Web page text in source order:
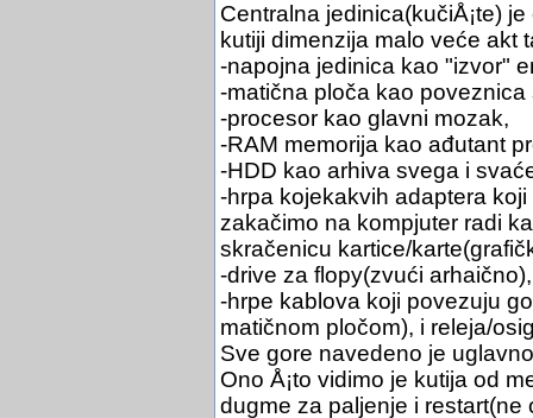
Centralna jedinica(kučiÅ¡te)
kutiji dimenzija malo veće akt
-napojna jedinica kao "izvor"
-matična ploča kao
-procesor kao glavni mozak,
-RAM memorija kao ađutant
-HDD kao arhiva svega i
-hrpa kojekakvih adaptera koji
zakačimo na kompjuter radi
skračenicu kartice/
-drive za flopy(zvući
-hrpe kablova koji povezuju
matičnom pločom), i releja/
Sve gore navedeno je
Ono Å¡to vidimo je kutija od
dugme za paljenje i restart(ne